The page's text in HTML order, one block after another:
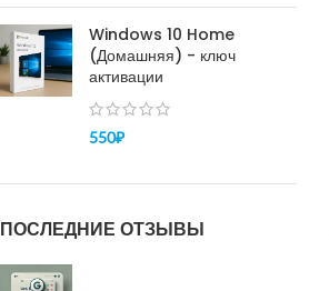
Windows 10 Home
(Домашняя) - ключ
активации
550₽
ПОСЛЕДНИЕ ОТЗЫВЫ